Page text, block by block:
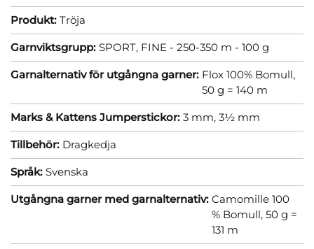
Produkt: Tröja
Garnviktsgrupp: SPORT, FINE - 250-350 m - 100 g
Garnalternativ för utgångna garner: Flox 100% Bomull,
50 g = 140 m
Marks & Kattens Jumperstickor: 3 mm, 3½ mm
Tillbehör: Dragkedja
Språk: Svenska
Utgångna garner med garnalternativ: Camomille 100
% Bomull, 50 g =
131 m